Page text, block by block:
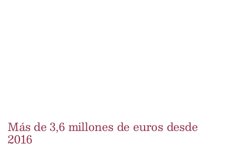
Más de 3,6 millones de euros desde
2016